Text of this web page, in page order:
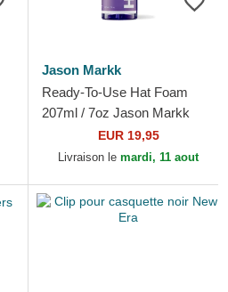
Jason Markk
Ready-To-Use Hat Foam
207ml / 7oz Jason Markk
EUR 19,95
Livraison le mardi, 11 aout